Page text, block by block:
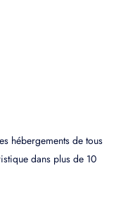
hébergements de tous
dans plus de 10